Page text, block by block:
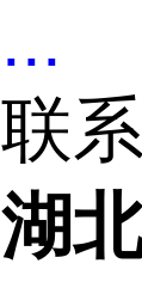
...
联
湖